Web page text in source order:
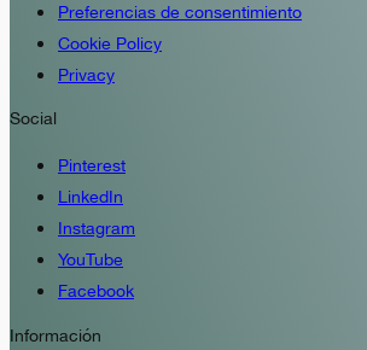
Preferencias de consentimiento
Cookie Policy
Privacy
Social
Pinterest
LinkedIn
Instagram
YouTube
Facebook
Información